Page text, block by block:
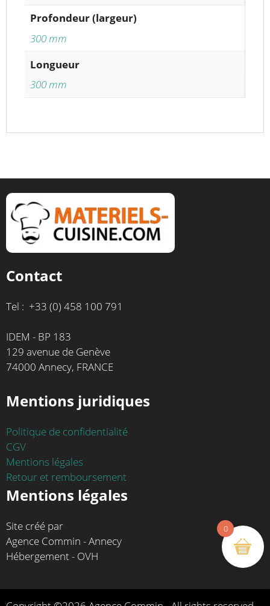
Profondeur (largeur)
300 mm
Longueur
300 mm
Contact
Tel : +33 (0) 458 100 791
IDEM - BP 183
129 avenue de Genève
74000 Annecy, FRANCE
Mentions juridiques
Politique de confidentialité
CGV
Mentions légales
Retour et remboursement
Mentions légales
Site créé par
Agence Commin - Annecy
Hébergement - OVH
0